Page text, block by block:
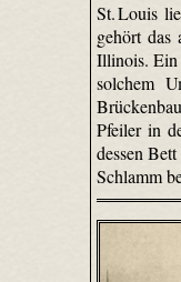
St. Louis
gehört das
Illinois. Ein
solchem
Pfeiler in
dessen
Schlamm